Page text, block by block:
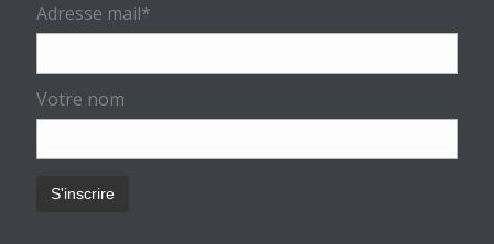
Adresse mail*
Votre nom